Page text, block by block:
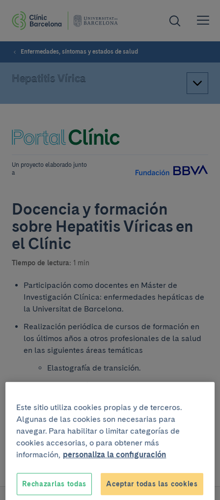
Enfermedades, síntomas y estados de salud
Hepatitis Vírica
Un proyecto elaborado junto
a
Docencia y formación
sobre Hepatitis Víricas en
el Clínic
Tiempo de lectura: 1 min
Participación como docentes en Máster de
Investigación Clínica: enfermedades hepáticas de
la Universitat de Barcelona.
Realización periódica de cursos de formación en
los últimos años a otros profesionales de la salud
en las siguientes áreas temáticas
Elastografía de transición.
Hepatología para atención primaria
Hepatología para residentes.
Actualización y manejo multidisciplinar de
pacientes con conductas de riesgo (sexual,
drogadicción, inmunosupresión) o en
prisiones.
Este sitio utiliza cookies propias y de terceros.
Algunas de las cookies son necesarias para
navegar. Para habilitar o limitar categorías de
cookies accesorias, o para obtener más
información, personaliza la configuración
Rechazarlas todas Aceptar todas las cookies